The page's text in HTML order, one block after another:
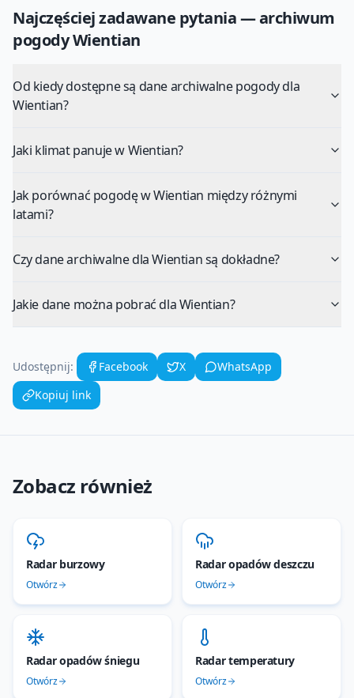
Najczęściej zadawane pytania — archiwum
pogodyWientian
Od kiedy dostępne są dane archiwalne pogody dla
Wientian?
Jaki klimat panuje w Wientian?
Jak porównać pogodę w Wientian między różnymi
latami?
Czy dane archiwalne dla Wientian są dokładne?
Jakie dane można pobrać dla Wientian?
Udostępnij: Facebook X
WhatsApp
Kopiuj link
Zobacz również
Radar burzowy
Otwórz
Radar opadów deszczu
Otwórz
Radar opadów śniegu
Otwórz
Radar temperatury
Otwórz